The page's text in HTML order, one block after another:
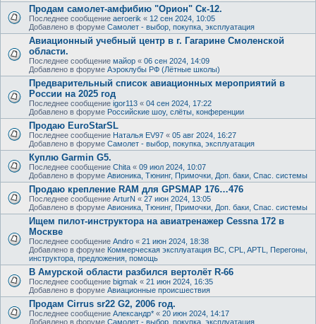
Продам самолет-амфибию "Орион" Ск-12.
Последнее сообщение aeroerik « 12 сен 2024, 10:05
Добавлено в форуме Самолет - выбор, покупка, эксплуатация
Авиационный учебный центр в г. Гагарине Смоленской
области.
Последнее сообщение майор « 06 сен 2024, 14:09
Добавлено в форуме Аэроклубы РФ (Лётные школы)
Предварительный список авиационных мероприятий в
России на 2025 год
Последнее сообщение igor113 « 04 сен 2024, 17:22
Добавлено в форуме Российские шоу, слёты, конференции
Продаю EuroStarSL
Последнее сообщение Наталья EV97 « 05 авг 2024, 16:27
Добавлено в форуме Самолет - выбор, покупка, эксплуатация
Куплю Garmin G5.
Последнее сообщение Chita « 09 июл 2024, 10:07
Добавлено в форуме Авионика, Тюнинг, Примочки, Доп. баки, Спас. системы
Продаю крепление RAM для GPSMAP 176…476
Последнее сообщение ArturN « 27 июн 2024, 13:05
Добавлено в форуме Авионика, Тюнинг, Примочки, Доп. баки, Спас. системы
Ищем пилот-инструктора на авиатренажер Cessna 172 в
Москве
Последнее сообщение Andro « 21 июн 2024, 18:38
Добавлено в форуме Коммерческая эксплуатация ВС, CPL, APTL, Перегоны,
инструктора, предложения, помощь
В Амурской области разбился вертолёт R-66
Последнее сообщение bigmak « 21 июн 2024, 16:35
Добавлено в форуме Авиационные происшествия
Продам Cirrus sr22 G2, 2006 год.
Последнее сообщение Александр* « 20 июн 2024, 14:17
Добавлено в форуме Самолет - выбор, покупка, эксплуатация